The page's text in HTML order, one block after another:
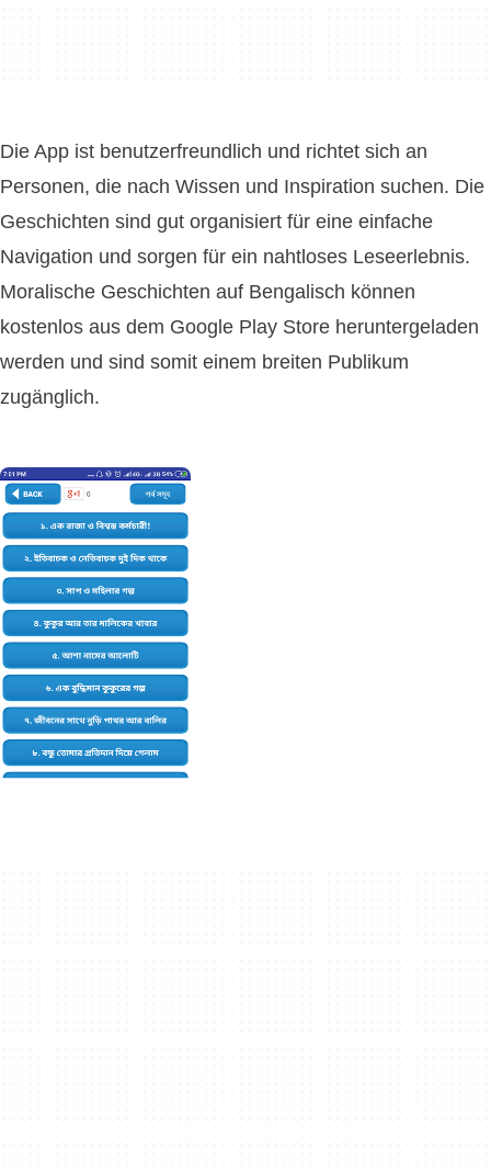
Die App ist benutzerfreundlich und richtet sich an
Personen, die nach Wissen und Inspiration suchen. Die
Geschichten sind gut organisiert für eine einfache
Navigation und sorgen für ein nahtloses Leseerlebnis.
Moralische Geschichten auf Bengalisch können
kostenlos aus dem Google Play Store heruntergeladen
werden und sind somit einem breiten Publikum
zugänglich.